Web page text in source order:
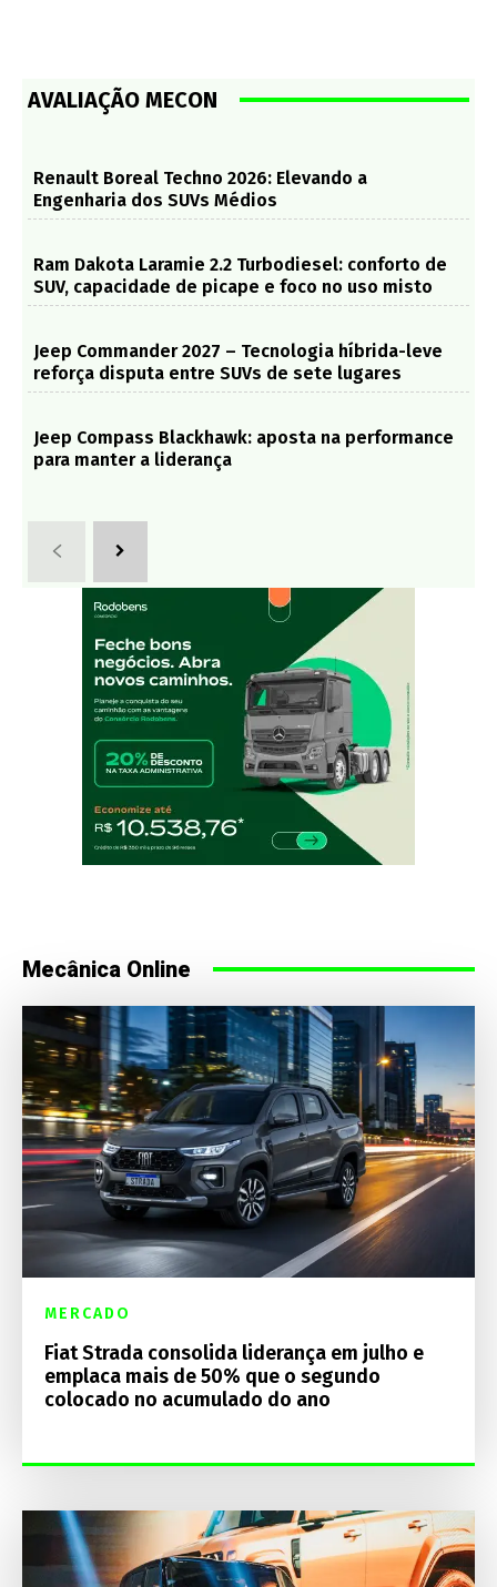
AVALIAÇÃO MECON
Renault Boreal Techno 2026: Elevando a
Engenharia dos SUVs Médios
Ram Dakota Laramie 2.2 Turbodiesel: conforto de
SUV, capacidade de picape e foco no uso misto
Jeep Commander 2027 – Tecnologia híbrida-leve
reforça disputa entre SUVs de sete lugares
Jeep Compass Blackhawk: aposta na performance
para manter a liderança
Mecânica Online
MERCADO
Fiat Strada consolida liderança em julho e
emplaca mais de 50% que o segundo
colocado no acumulado do ano